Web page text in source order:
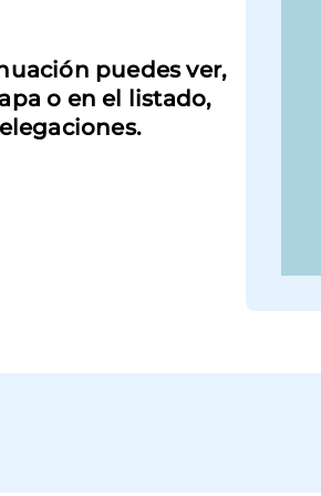
puedes ver,
o en el listado,